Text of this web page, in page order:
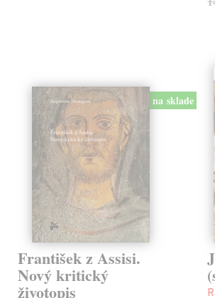
na sklade
František z Assisi.
Nový kritický
životopis